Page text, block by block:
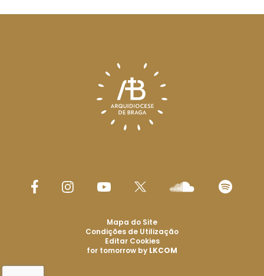
Mapa do Site
Condições de Utilização
Editar Cookies
for tomorrow by LKCOM